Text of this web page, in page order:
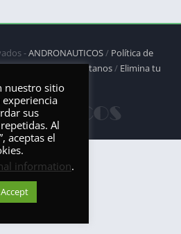
-ANDRONAUTICOS/ Política de
/DMCA/Contáctanos/ Elimina tu
aplicación
nuestro sitio
sus
Al
aceptas el
information.
Accept